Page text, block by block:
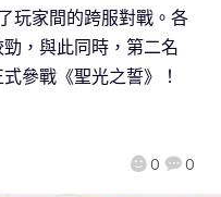
0 0
玩家間的跨服對戰。各
，與此同時，第二名
參戰《聖光之誓》！